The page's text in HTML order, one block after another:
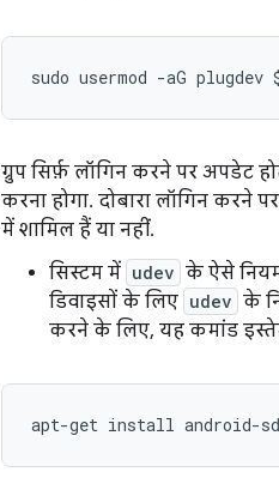
ग्रुप सिर्फ़ लॉगिन करने पर
करना होगा. दोबारा लॉगिन करने
में शामिल हैं या नहीं.
सिस्टम में udev के ऐसे नियम
डिवाइसों के लिए udev के
करने के लिए, यह कमांड